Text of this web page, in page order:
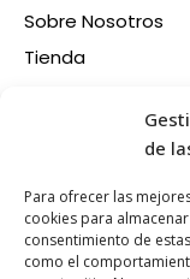
de
Para ofrecer las
cookies para
consentimiento de
como el
Sobre Nosotros
Tienda
Información
Condiciones de
Política de